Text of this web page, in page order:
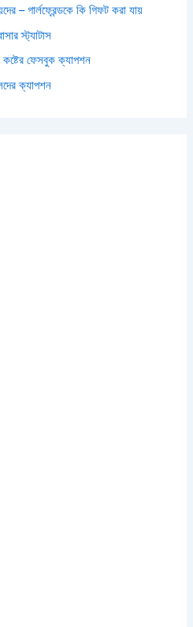
– গার্লফ্রেন্ডকে কি গিফট করা যায়
স্ট্যাটাস
ফেসবুক ক্যাপশন
ক্যাপশন